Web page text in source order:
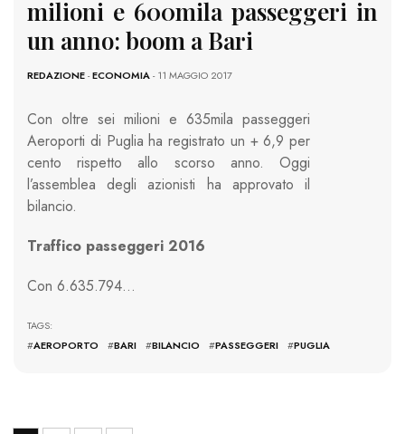
milioni e 600mila passeggeri in
un anno: boom a Bari
REDAZIONE-ECONOMIA- 11 MAGGIO 2017
Con oltre sei milioni e 635mila passeggeri
Aeroporti di Puglia ha registrato un + 6,9 per
cento rispetto allo scorso anno. Oggi
l’assemblea degli azionisti ha approvato il
bilancio.
Traffico passeggeri 2016
Con 6.635.794…
TAGS:
#AEROPORTO #BARI #BILANCIO #PASSEGGERI #PUGLIA